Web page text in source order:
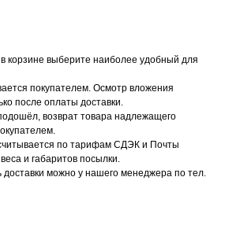
корзине выберите наиболее удобный для
покупателем. Осмотр вложения
после оплаты доставки.
возврат товара надлежащего
по тарифам СДЭК и Почты
и габаритов посылки.
доставки можно у нашего менеджера по тел.